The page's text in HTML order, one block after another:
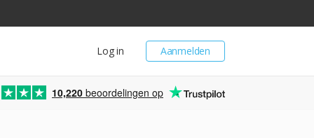
Aanmelden
Log in
10,220 beoordelingen op